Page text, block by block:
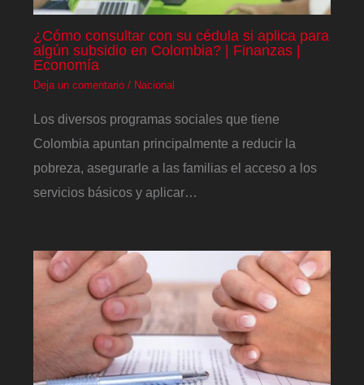
¿Cómo consultar con su cédula si aplica para
algún subsidio en Colombia? | Finanzas |
Economía
Deja un comentario / Nacional
Los diversos programas sociales que tiene
Colombia apuntan principalmente a reducir la
pobreza, asegurarle a las familias el acceso a los
servicios básicos y aplicar…